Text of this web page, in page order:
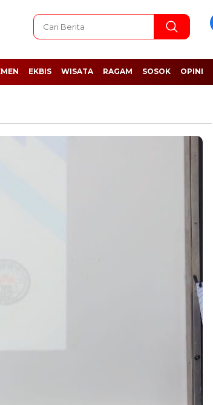
EKBIS WISATA RAGAM SOSOK OPINI